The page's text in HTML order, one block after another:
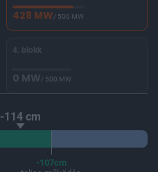
428 MW/ 500 MW
4. blokk
0 MW/ 500 MW
-114 cm
-107cm